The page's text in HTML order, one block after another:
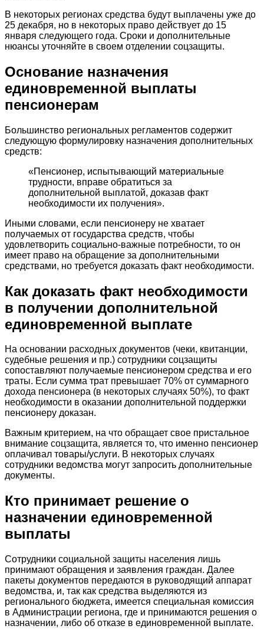
В некоторых регионах средства будут выплачены уже до
25 декабря, но в некоторых право действует до 15
января следующего года. Сроки и дополнительные
нюансы уточняйте в своем отделении соцзащиты.
Основание назначения
единовременной выплаты
пенсионерам
Большинство региональных регламентов содержит
следующую формулировку назначения дополнительных
средств:
«Пенсионер, испытывающий материальные
трудности, вправе обратиться за
дополнительной выплатой, доказав факт
необходимости их получения».
Иными словами, если пенсионеру не хватает
получаемых от государства средств, чтобы
удовлетворить социально-важные потребности, то он
имеет право на обращение за дополнительными
средствами, но требуется доказать факт необходимости.
Как доказать факт необходимости
в получении дополнительной
единовременной выплате
На основании расходных документов (чеки, квитанции,
судебные решения и пр.) сотрудники соцзащиты
сопоставляют получаемые пенсионером средства и его
траты. Если сумма трат превышает 70% от суммарного
дохода пенсионера (в некоторых случаях 50%), то факт
необходимости в оказании дополнительной поддержки
пенсионеру доказан.
Важным критерием, на что обращает свое пристальное
внимание соцзащита, является то, что именно пенсионер
оплачивал товары/услуги. В некоторых случаях
сотрудники ведомства могут запросить дополнительные
документы.
Кто принимает решение о
назначении единовременной
выплаты
Сотрудники социальной защиты населения лишь
принимают обращения и заявления граждан. Далее
пакеты документов передаются в руководящий аппарат
ведомства, и, так как средства выделяются из
регионального бюджета, имеется специальная комиссия
в Администрации региона, где и принимаются решения о
назначении, либо об отказе в единовременной выплате.